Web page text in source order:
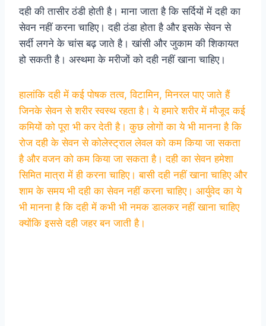
दही की तासीर ठंडी होती है। माना जाता है कि सर्दियों में दही का
सेवन नहीं करना चाहिए। दही ठंडा होता है और इसके सेवन से
सर्दी लगने के चांस बढ़ जाते है। खांसी और जुकाम की शिकायत
हो सकती है। अस्थमा के मरीजों को दही नहीं खाना चाहिए।
हालांकि दही में कई पोषक तत्व, विटामिन, मिनरल पाए जाते हैं
जिनके सेवन से शरीर स्वस्थ रहता है। ये हमारे शरीर में मौजूद कई
कमियों को पूरा भी कर देती है। कुछ लोगों का ये भी मानना है कि
रोज दही के सेवन से कोलेस्ट्राल लेवल को कम किया जा सकता
है और वजन को कम किया जा सकता है। दही का सेवन हमेशा
सिमित मात्रा में ही करना चाहिए। बासी दही नहीं खाना चाहिए और
शाम के समय भी दही का सेवन नहीं करना चाहिए। आर्युवेद का ये
भी मानना है कि दही में कभी भी नमक डालकर नहीं खाना चाहिए
क्योंकि इससे दही जहर बन जाती है।